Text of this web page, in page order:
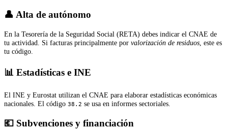
👤 Alta de autónomo
En la Tesorería de la Seguridad Social (RETA) debes indicar el CNAE de
tu actividad. Si facturas principalmente por valorización de residuos , este es
tu código.
📊 Estadísticas e INE
El INE y Eurostat utilizan el CNAE para elaborar estadísticas económicas
nacionales. El código 38.2 se usa en informes sectoriales.
💶 Subvenciones y financiación